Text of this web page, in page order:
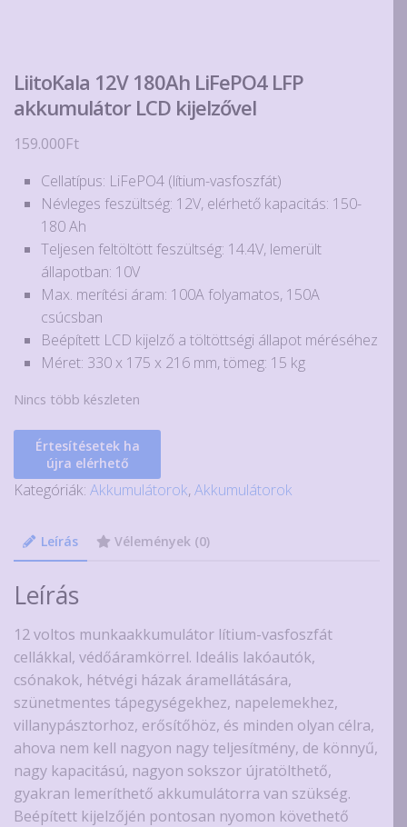
LiitoKala 12V 180Ah LiFePO4 LFP
akkumulátor LCD kijelzővel
159.000Ft
Cellatípus: LiFePO4 (lítium-vasfoszfát)
Névleges feszültség: 12V, elérhető kapacitás: 150-
180 Ah
Teljesen feltöltött feszültség: 14.4V, lemerült
állapotban: 10V
Max. merítési áram: 100A folyamatos, 150A
csúcsban
Beépített LCD kijelző a töltöttségi állapot méréséhez
Méret: 330 x 175 x 216 mm, tömeg: 15 kg
Nincs több készleten
Értesítésetek ha
újra elérhető
Kategóriák: Akkumulátorok,Akkumulátorok
Leírás Vélemények (0)
Leírás
12 voltos munkaakkumulátor lítium-vasfoszfát
cellákkal, védőáramkörrel. Ideális lakóautók,
csónakok, hétvégi házak áramellátására,
szünetmentes tápegységekhez, napelemekhez,
villanypásztorhoz, erősítőhöz, és minden olyan célra,
ahova nem kell nagyon nagy teljesítmény, de könnyű,
nagy kapacitású, nagyon sokszor újratölthető,
gyakran lemeríthető akkumulátorra van szükség.
Beépített kijelzőjén pontosan nyomon követhető